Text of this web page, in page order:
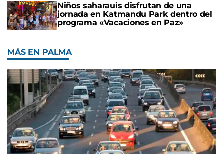
Niños saharauis disfrutan de una
jornada en Katmandu Park dentro del
programa «Vacaciones en Paz»
MÁS EN PALMA